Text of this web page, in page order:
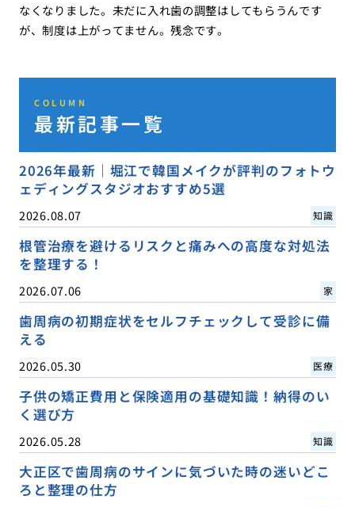
なくなりました。未だに入れ歯の調整はしてもらうんです
が、制度は上がってません。残念です。
COLUMN
最新記事一覧
2026年最新｜堀江で韓国メイクが評判のフォトウ
ェディングスタジオおすすめ5選
2026.08.07 知識
根管治療を避けるリスクと痛みへの高度な対処法
を整理する！
2026.07.06 家
歯周病の初期症状をセルフチェックして受診に備
える
2026.05.30 医療
子供の矯正費用と保険適用の基礎知識！納得のい
く選び方
2026.05.28 知識
大正区で歯周病のサインに気づいた時の迷いどこ
ろと整理の仕方